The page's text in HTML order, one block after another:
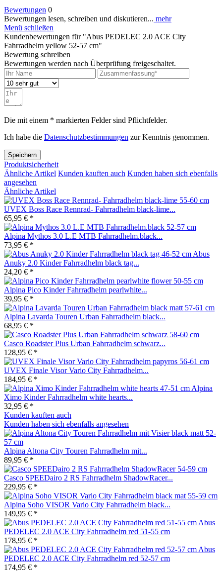
Bewertungen 0
Bewertungen lesen, schreiben und diskutieren... mehr
Menü schließen
Kundenbewertungen für "Abus PEDELEC 2.0 ACE City
Fahrradhelm yellow 52-57 cm"
Bewertung schreiben
Bewertungen werden nach Überprüfung freigeschaltet.
Die mit einem * markierten Felder sind Pflichtfelder.
Ich habe die Datenschutzbestimmungen zur Kenntnis genommen.
Speichern
Produktsicherheit
Ähnliche Artikel Kunden kauften auch Kunden haben sich ebenfalls
angesehen
Ähnliche Artikel
UVEX Boss Race Rennrad- Fahrradhelm black-lime...
65,95 € *
Alpina Mythos 3.0 L.E MTB Fahrradhelm.black...
73,95 € *
Abus
Anuky 2.0 Kinder Fahrradhelm black tag...
24,20 € *
Alpina Pico Kinder Fahrradhelm pearlwhite...
39,95 € *
Alpina Lavarda Touren Urban Fahrradhelm black...
68,95 € *
Casco Roadster Plus Urban Fahrradhelm schwarz...
128,95 € *
UVEX Finale Visor Vario City Fahrradhelm...
184,95 € *
Alpina
Ximo Kinder Fahrradhelm white hearts...
32,95 € *
Kunden kauften auch
Kunden haben sich ebenfalls angesehen
Alpina Altona City Touren Fahrradhelm mit...
89,95 € *
Casco SPEEDairo 2 RS Fahrradhelm ShadowRacer...
229,95 € *
Alpina Soho VISOR Vario City Fahrradhelm black...
149,95 € *
Abus
PEDELEC 2.0 ACE City Fahrradhelm red 51-55 cm
178,95 € *
Abus
PEDELEC 2.0 ACE City Fahrradhelm red 52-57 cm
174,95 € *